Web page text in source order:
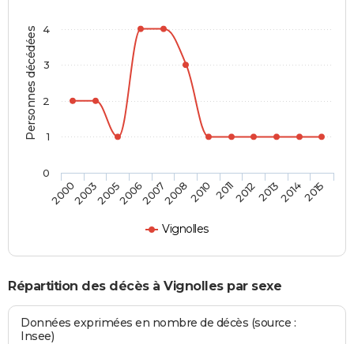
Personnes décédées
Vignolles
2000200320052006200720082010 20112012201320142015
0
1
2
3
4
Répartition des décès à Vignolles par sexe
Données exprimées en nombre de décès (source :
Insee)